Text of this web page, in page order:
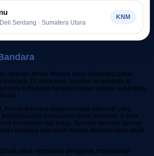
Serdang · Sumatera Utara
KNM
layanan kereta khusus yang dirancang untuk
bandara. Di Indonesia, layanan ini tersedia di
terhubung dengan stasiun utama, pusat kota,
lain.
Kereta Bandara dapat menjadi alternatif yang
perjalanan darat, terutama di kota
kepadatan lalu lintas. Dengan memilih stasiun
bandara bisa lebih mudah direncanakan sejak
untuk membantu pengguna menemukan